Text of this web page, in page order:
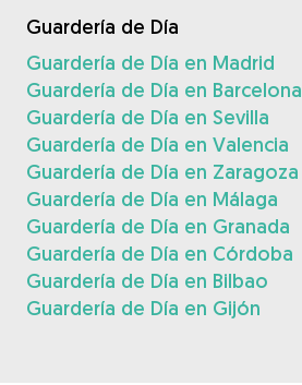
Guardería de Día
Guardería de Día en Madrid
Guardería de Día en Barcelona
Guardería de Día en Sevilla
Guardería de Día en Valencia
Guardería de Día en Zaragoza
Guardería de Día en Málaga
Guardería de Día en Granada
Guardería de Día en Córdoba
Guardería de Día en Bilbao
Guardería de Día en Gijón